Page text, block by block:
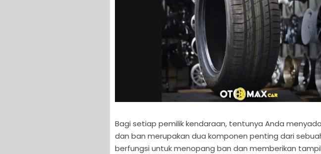
Bagi setiap pemilik kendaraan, tentunya Anda
dan ban merupakan dua komponen penting dari
berfungsi untuk menopang ban dan memberikan